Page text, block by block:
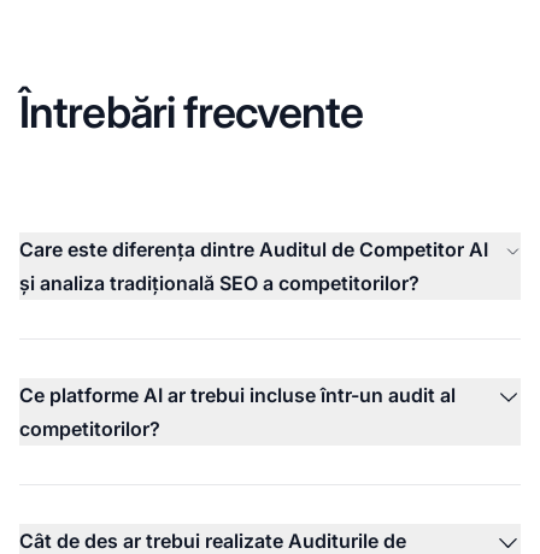
Întrebări frecvente
Care este diferența dintre Auditul de Competitor AI
și analiza tradițională SEO a competitorilor?
Ce platforme AI ar trebui incluse într-un audit al
competitorilor?
Cât de des ar trebui realizate Auditurile de